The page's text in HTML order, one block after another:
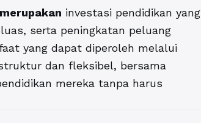
investasi pendidikan yang
serta peningkatan peluang
yang dapat diperoleh melalui
dan fleksibel, bersama
mereka tanpa harus